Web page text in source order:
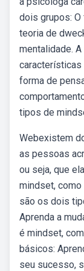
dois grupos:
teoria de
mentalidade.
características
forma de
tipos de
Webexistem
as pessoas
ou seja, que
mindset,
são os dois
Aprenda a
é mindset,
básicos:
seu sucesso,